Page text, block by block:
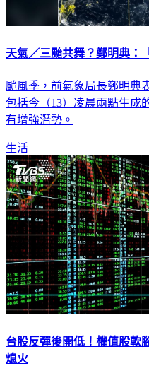
天氣／三颱共舞？鄭明典：
颱風季，前氣象局長鄭明典
包括今（13）凌晨兩點生成
有增強潛勢。
生活
台股反彈後開低！權值股
熄火